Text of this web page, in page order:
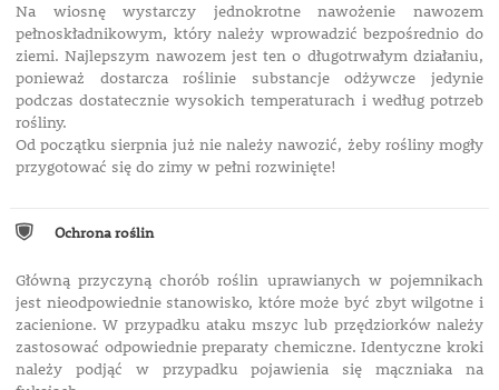
Na wiosnę wystarczy jednokrotne nawożenie nawozem
pełnoskładnikowym, który należy wprowadzić bezpośrednio do
ziemi. Najlepszym nawozem jest ten o długotrwałym działaniu,
ponieważ dostarcza roślinie substancje odżywcze jedynie
podczas dostatecznie wysokich temperaturach i według potrzeb
rośliny.
Od początku sierpnia już nie należy nawozić, żeby rośliny mogły
przygotować się do zimy w pełni rozwinięte!
Ochrona roślin
Główną przyczyną chorób roślin uprawianych w pojemnikach
jest nieodpowiednie stanowisko, które może być zbyt wilgotne i
zacienione. W przypadku ataku mszyc lub przędziorków należy
zastosować odpowiednie preparaty chemiczne. Identyczne kroki
należy podjąć w przypadku pojawienia się mączniaka na